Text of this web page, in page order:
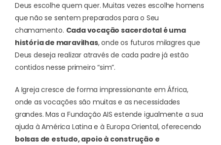
Deus escolhe quem quer. Muitas vezes escolhe homens
que não se sentem preparados para o Seu
chamamento. Cada vocação sacerdotal é uma
história de maravilhas, onde os futuros milagres que
Deus deseja realizar através de cada padre já estão
contidos nesse primeiro “sim”.
A Igreja cresce de forma impressionante em África,
onde as vocações são muitas e as necessidades
grandes. Mas a Fundação AIS estende igualmente a sua
ajuda à América Latina e à Europa Oriental, oferecendo
bolsas de estudo, apoio à construção e